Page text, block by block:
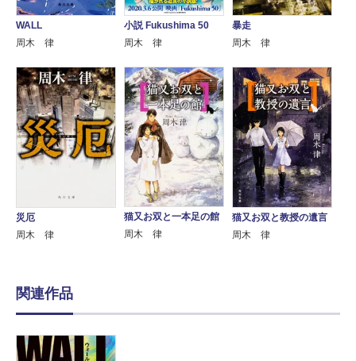
WALL
周木 律
小説 Fukushima 50
周木 律
暴走
周木 律
災厄
周木 律
猫又お双と一本足の館
周木 律
猫又お双と教授の遺言
周木 律
関連作品